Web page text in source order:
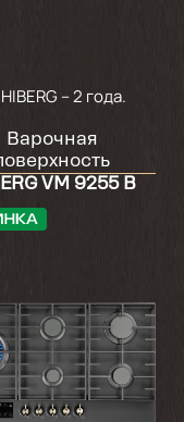
– 2 года.
Варочная
VM 9255 B